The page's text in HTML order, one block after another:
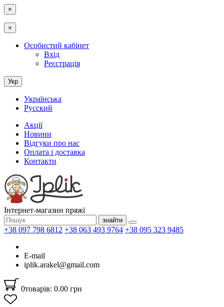
×
×
Особистий кабінет
Вхід
Реєстрація
Укр
Українська
Русский
Акції
Новини
Відгуки про нас
Оплата і доставка
Контакти
Інтернет-магазин пряжі
знайти
+38 097 798 6812 +38 063 493 9764 +38 095 323 9485
E-mail
iplik.arakel@gmail.com
0товарів: 0.00 грн